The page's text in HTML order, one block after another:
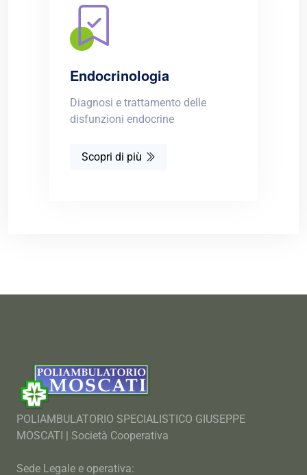
Endocrinologia
Diagnosi e trattamento delle
disfunzioni endocrine
Scopri di più
POLIAMBULATORIO SPECIALISTICO GIUSEPPE
MOSCATI | Società Cooperativa
Sede Legale e operativa: